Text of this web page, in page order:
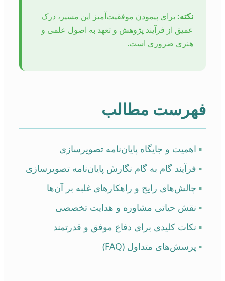
نکته: برای پیمودن موفقیت‌آمیز این مسیر، درک
عمیق از فرآیند پژوهش و تعهد به اصول علمی و
هنری ضروری است.
فهرست مطالب
▪ اهمیت و جایگاه پایان‌نامه تصویرسازی
▪ فرآیند گام به گام نگارش پایان‌نامه تصویرسازی
▪ چالش‌های رایج و راهکارهای غلبه بر آن‌ها
▪ نقش حیاتی مشاوره و هدایت تخصصی
▪ نکات کلیدی برای دفاع موفق و قدرتمند
▪ پرسش‌های متداول (FAQ)